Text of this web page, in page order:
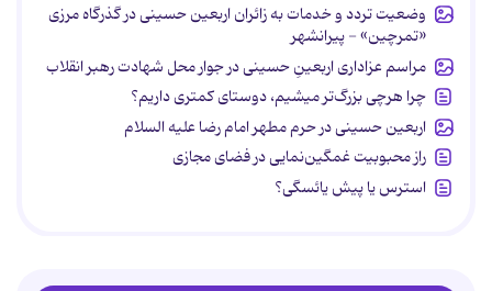
وضعیت تردد و خدمات به زائران اربعین حسینی در گذرگاه مرزی
«تمرچین» - پیرانشهر
مراسم عزاداری اربعینِ حسینی در جوار محل شهادت رهبر انقلاب
چرا هرچی بزرگ‌تر میشیم، دوستای کمتری داریم؟
اربعین حسینی در حرم مطهر امام رضا علیه السلام
راز محبوبیت غمگین‌نمایی در فضای مجازی
استرس یا پیش یائسگی؟